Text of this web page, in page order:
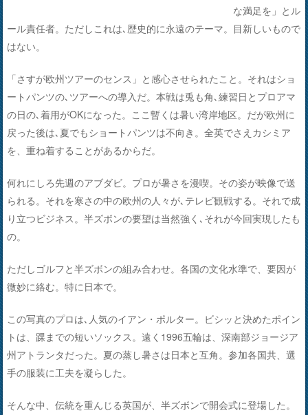
な満足を」とル
ール責任者。ただしこれは､歴史的に永遠のテーマ。目新しいもので
はない。
「さすが欧州ツアーのセンス」と感心させられたこと。それはショ
ートパンツの､ツアーへの導入だ。本戦は兎も角､練習日とプロアマ
の日の､着用がOKになった。ここ暫くは暑い湾岸地区。だが欧州に
戻った後は､夏でもショートパンツは不向き。全英でさえカシミア
を、重ね着することがあるからだ。
何れにしろ先週のアブダビ。プロが暑さを漫喫。その姿が映像で送
られる。それを寒さの中の欧州の人々が､テレビ観戦する。それで成
り立つビジネス。半ズボンの要望は当然強く､それが今回実現したも
の。
ただしゴルフと半ズボンの組み合わせ。各国の文化水準で、要因が
微妙に絡む。特に日本で。
この写真のプロは､人気のイアン・ポルター。ビシッと決めたポイン
トは、踝までの短いソックス。遠く1996五輪は、深南部ジョージア
州アトランタだった。夏の蒸し暑さは日本と互角。参加各国共、選
手の服装に工夫を凝らした。
そんな中、伝統を重んじる英国が、半ズボンで開会式に登場した。